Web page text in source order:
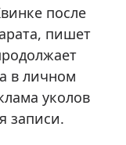
после
пишет
в личном
уколов
записи.